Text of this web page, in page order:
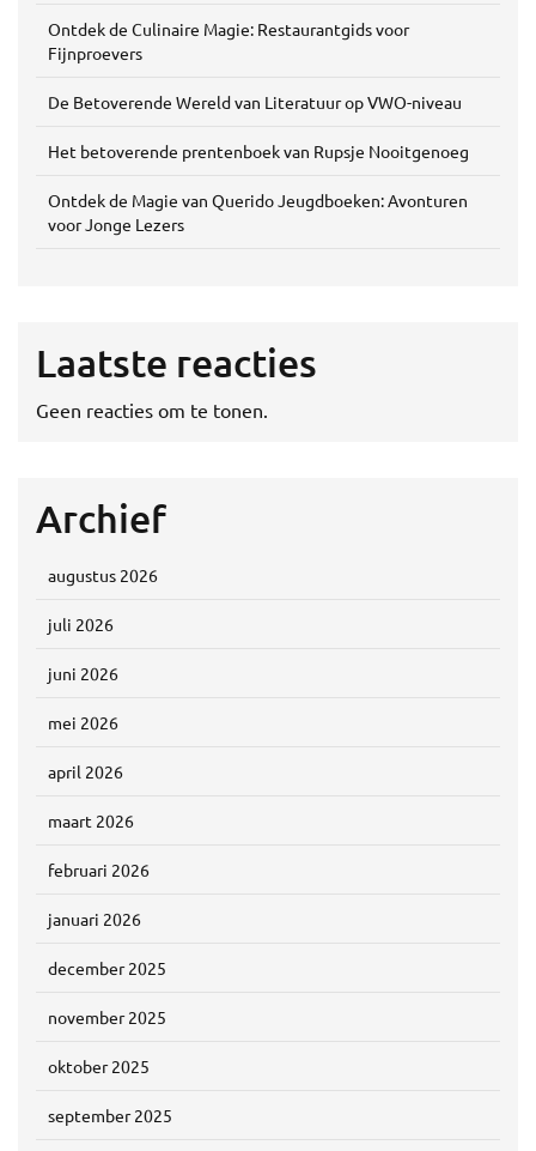
Ontdek de Culinaire Magie: Restaurantgids voor
Fijnproevers
De Betoverende Wereld van Literatuur op VWO-niveau
Het betoverende prentenboek van Rupsje Nooitgenoeg
Ontdek de Magie van Querido Jeugdboeken: Avonturen
voor Jonge Lezers
Laatste reacties
Geen reacties om te tonen.
Archief
augustus 2026
juli 2026
juni 2026
mei 2026
april 2026
maart 2026
februari 2026
januari 2026
december 2025
november 2025
oktober 2025
september 2025